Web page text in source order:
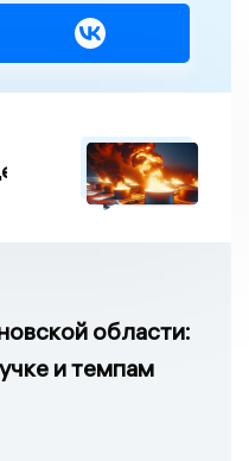
области:
и темпам